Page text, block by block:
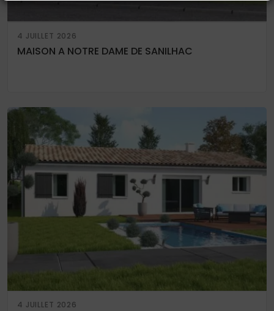
4 JUILLET 2026
MAISON A NOTRE DAME DE SANILHAC
4 JUILLET 2026